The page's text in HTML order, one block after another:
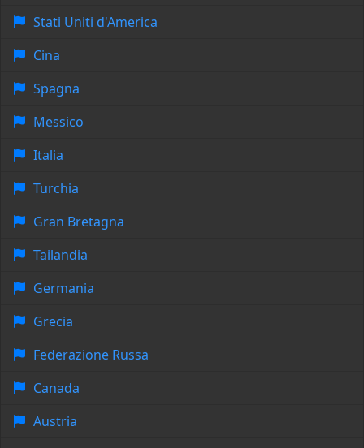
Stati Uniti d'America
Cina
Spagna
Messico
Italia
Turchia
Gran Bretagna
Tailandia
Germania
Grecia
Federazione Russa
Canada
Austria